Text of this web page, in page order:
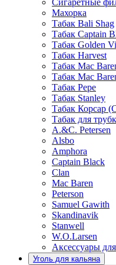
Сигаретные
Махорка
Табак Bali Shag
Табак Captain
Табак Golden
Табак Harvest
Табак Mac
Табак Mac
Табак Pepe
Табак Stanley
Табак Корсар
Табак для
A.&C. Petersen
Alsbo
Amphora
Captain Black
Clan
Mac Baren
Peterson
Samuel Gawith
Skandinavik
Stanwell
W.O.Larsen
Аксессуары
Уголь для кальяна